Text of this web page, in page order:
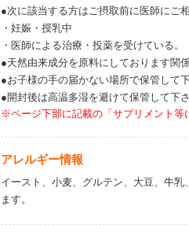
●次に該当する方はご摂取前に医師にご相
・妊娠・授乳中
・医師による治療・投薬を受けている。
●天然由来成分を原料にしております関
●お子様の手の届かない場所で保管して下
●開封後は高温多湿を避けて保管して下さ
※ページ下部に記載の「サプリメント等
アレルギー情報
イースト、小麦、グルテン、大豆、牛
ます。